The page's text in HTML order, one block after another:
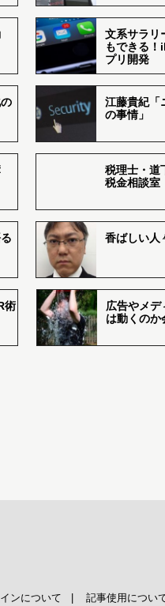
文系サラリ
もできる
プリ開発
江藤貴紀「
の事情」
税理士・道
税金相談室
香ばしい
術
広告やメデ
は動くのか
ンについて 記事使用につい